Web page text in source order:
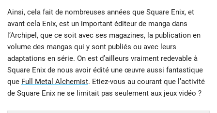
Ainsi, cela fait de nombreuses années que Square Enix, et
avant cela Enix, est un important éditeur de manga dans
l’Archipel, que ce soit avec ses magazines, la publication en
volume des mangas qui y sont publiés ou avec leurs
adaptations en série. On est d’ailleurs vraiment redevable à
Square Enix de nous avoir édité une œuvre aussi fantastique
que Full Metal Alchemist. Etiez-vous au courant que l’activité
de Square Enix ne se limitait pas seulement aux jeux vidéo ?